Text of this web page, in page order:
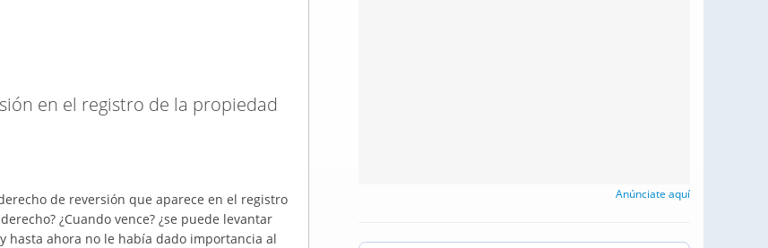
en el registro de la propiedad
de reversión que aparece en el registro
¿Cuando vence? ¿se puede levantar
hasta ahora no le había dado importancia al
Anúnciate aquí